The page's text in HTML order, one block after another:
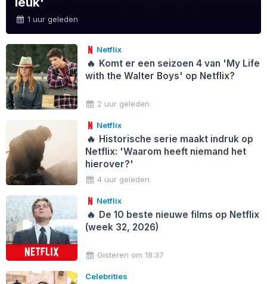
1 uur geleden
Netflix
🔥 Komt er een seizoen 4 van 'My Life
with the Walter Boys' op Netflix?
2 uur geleden
Netflix
🔥 Historische serie maakt indruk op
Netflix: 'Waarom heeft niemand het
hierover?'
4 uur geleden
Netflix
🔥 De 10 beste nieuwe films op Netflix
(week 32, 2026)
Gisteren om 18:37
Celebrities